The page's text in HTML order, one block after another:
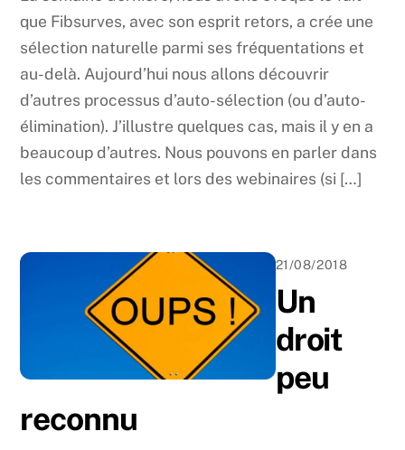
que Fibsurves, avec son esprit retors, a crée une
sélection naturelle parmi ses fréquentations et
au-delà. Aujourd’hui nous allons découvrir
d’autres processus d’auto-sélection (ou d’auto-
élimination). J’illustre quelques cas, mais il y en a
beaucoup d’autres. Nous pouvons en parler dans
les commentaires et lors des webinaires (si […]
21/08/2018
Un
droit
peu
reconnu